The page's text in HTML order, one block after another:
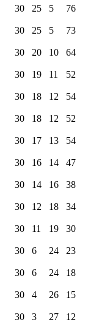
30 25 5 76
30 25 5 73
30 20 10 64
30 19 11 52
30 18 12 54
30 18 12 52
30 17 13 54
30 16 14 47
30 14 16 38
30 12 18 34
30 11 19 30
30 6 24 23
30 6 24 18
30 4 26 15
30 3 27 12